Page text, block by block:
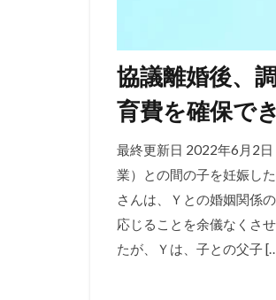
協議離婚後、
育費を確保で
最終更新日 2022年6月2
業）との間の子を妊娠し
さんは、Ｙとの婚姻関係
応じることを余儀なくさ
たが、Ｙは、子との父子